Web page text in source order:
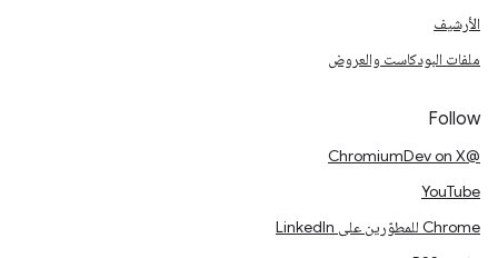
الأرشيف
ملفات البودكاست والعروض
Follow
@ChromiumDev on X
YouTube
Chrome للمطوّرين على LinkedIn